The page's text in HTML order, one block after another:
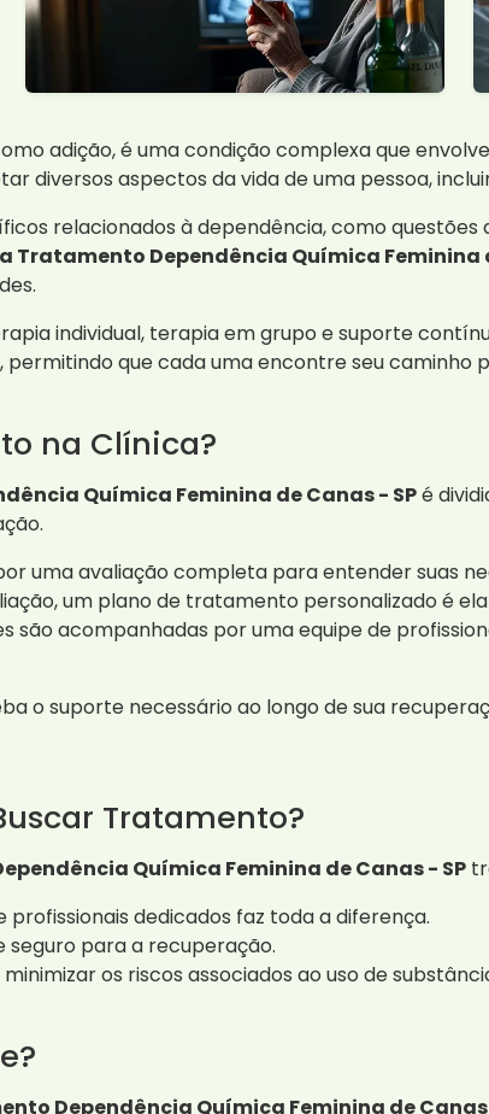
adição, é uma condição complexa que
diversos aspectos da vida de uma pessoa,
relacionados à dependência, como questões
Tratamento Dependência Química Feminina
individual, terapia em grupo e suporte
que cada uma encontre seu caminho
na Clínica?
Química Feminina de Canas - SPé
uma avaliação completa para entender suas
um plano de tratamento personalizado é
são acompanhadas por uma equipe de
o suporte necessário ao longo de sua
Tratamento?
Química Feminina de Canas - SP
profissionais dedicados faz toda a diferença.
seguro para a recuperação.
os riscos associados ao uso de
Dependência Química Feminina de Canas